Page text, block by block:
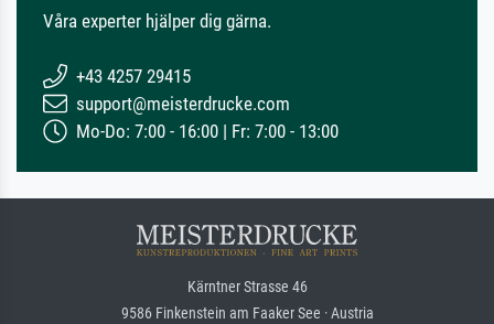
Våra experter hjälper dig gärna.
+43 4257 29415
support@meisterdrucke.com
Mo-Do: 7:00 - 16:00 | Fr: 7:00 - 13:00
Kärntner Strasse 46
9586 Finkenstein am Faaker See · Austria